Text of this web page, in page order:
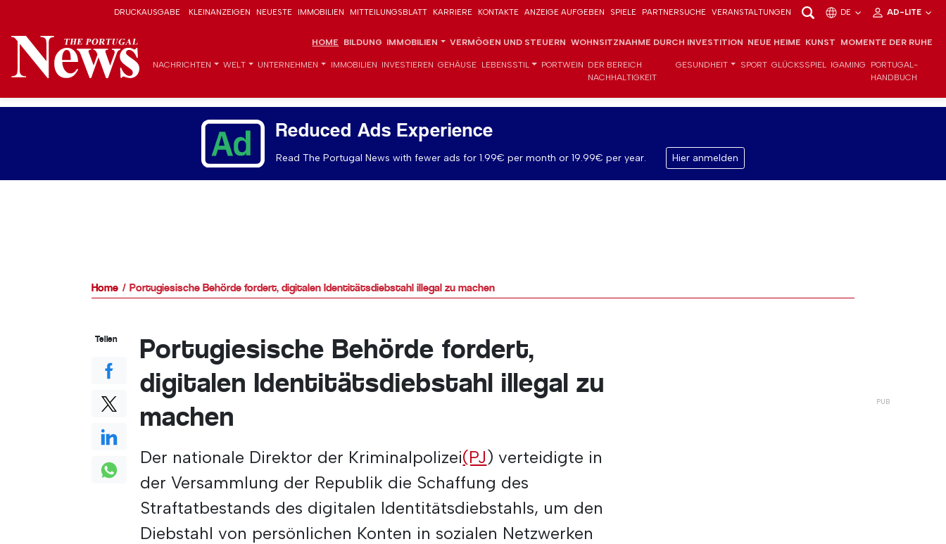
DRUCKAUSGABE KLEINANZEIGEN NEUESTE IMMOBILIEN MITTEILUNGSBLATT KARRIERE KONTAKTE ANZEIGE AUFGEBEN SPIELE PARTNERSUCHE VERANSTALTUNGEN DE AD-LITE
HOME BILDUNG IMMOBILIEN VERMÖGEN UND STEUERN WOHNSITZNAHME DURCH INVESTITION NEUE HEIME KUNST MOMENTE DER RUHE
NACHRICHTEN WELT UNTERNEHMEN IMMOBILIEN INVESTIEREN GEHÄUSE LEBENSSTIL PORTWEIN DER BEREICH
NACHHALTIGKEIT
GESUNDHEIT SPORT GLÜCKSSPIEL IGAMING
PORTUGAL-
HANDBUCH
Reduced Ads Experience
Read The Portugal News with fewer ads for 1.99€ per month or 19.99€ per year. Hier anmelden
Home Portugiesische Behörde fordert, digitalen Identitätsdiebstahl illegal zu machen
Portugiesische Behörde fordert,
digitalen Identitätsdiebstahl illegal zu
machen
Der nationale Direktor der Kriminalpolizei(PJ) verteidigte in
der Versammlung der Republik die Schaffung des
Straftatbestands des digitalen Identitätsdiebstahls, um den
Diebstahl von persönlichen Konten in sozialen Netzwerken
Teilen